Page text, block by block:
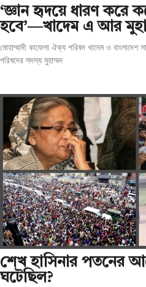
‘জ্ঞান হৃদয়ে ধারণ করে
হবে’—খাদেম এ আর
মোহাম্মাদী কাফেলা ঐক্য পরিষদ খাদেম ও বাংলাদেশ
পরিষদের সদস্য মুহাম্মদ
শেখ হাসিনার পতনের
ঘটেছিল?